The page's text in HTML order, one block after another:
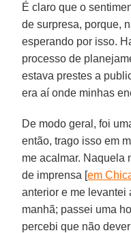
É claro que o
de surpresa, porque,
esperando por isso.
processo de
estava prestes a
era aí onde minhas
De modo geral, foi
então, trago isso em
me acalmar. Naquela
de imprensa [em
anterior e me levantei
manhã; passei uma
percebi que não